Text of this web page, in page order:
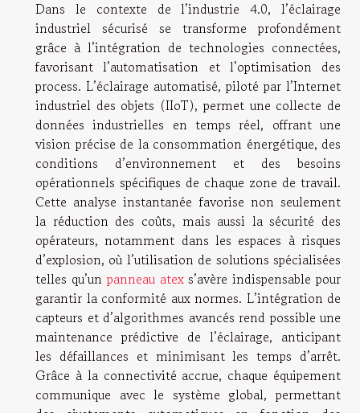
Dans le contexte de l’industrie 4.0, l’éclairage
industriel sécurisé se transforme profondément
grâce à l’intégration de technologies connectées,
favorisant l’automatisation et l’optimisation des
process. L’éclairage automatisé, piloté par l’Internet
industriel des objets (IIoT), permet une collecte de
données industrielles en temps réel, offrant une
vision précise de la consommation énergétique, des
conditions d’environnement et des besoins
opérationnels spécifiques de chaque zone de travail.
Cette analyse instantanée favorise non seulement
la réduction des coûts, mais aussi la sécurité des
opérateurs, notamment dans les espaces à risques
d’explosion, où l’utilisation de solutions spécialisées
telles qu’un panneau atexs’avère indispensable pour
garantir la conformité aux normes. L’intégration de
capteurs et d’algorithmes avancés rend possible une
maintenance prédictive de l’éclairage, anticipant
les défaillances et minimisant les temps d’arrêt.
Grâce à la connectivité accrue, chaque équipement
communique avec le système global, permettant